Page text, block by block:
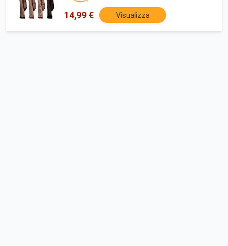
14,99 € Visualizza